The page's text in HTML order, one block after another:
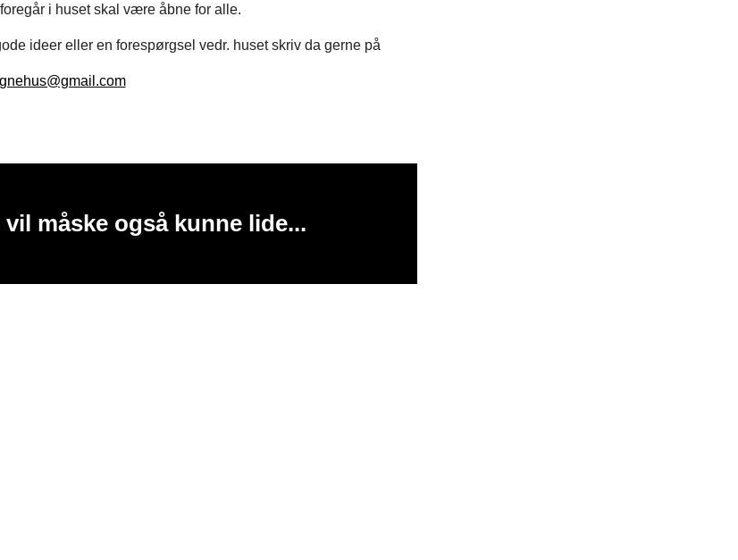
i huset skal være åbne for alle.
ideer eller en forespørgsel vedr. huset skriv da gerne på
vil måske også kunne lide...